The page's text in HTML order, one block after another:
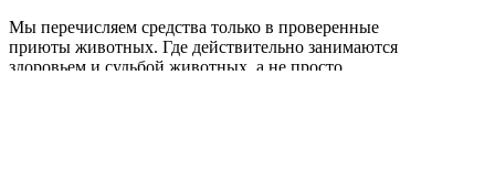
Мы перечисляем средства только в проверенные
приюты животных. Где действительно занимаются
здоровьем и судьбой животных, а не просто